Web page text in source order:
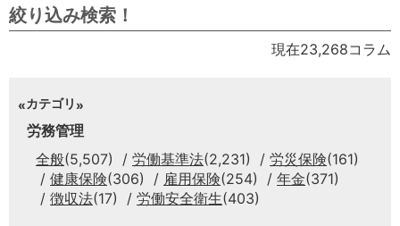
絞り込み検索！
現在23,268コラム
カテゴリ
労務管理
全般(5,507) 労働基準法(2,231) 労災保険(161)
健康保険(306) 雇用保険(254) 年金(371)
徴収法(17) 労働安全衛生(403)